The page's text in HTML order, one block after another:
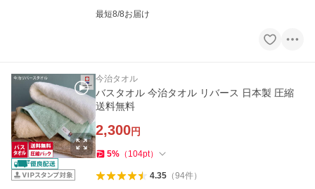
最短8/8お届け
今治タオル
バスタオル 今治タオル リバース 日本製 圧縮
送料無料
2,300円
5% （ 104pt）
4.35（94件）